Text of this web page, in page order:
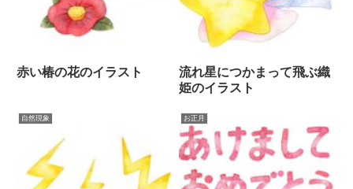
赤い椿の花のイラスト
流れ星につかまって飛ぶ織
姫のイラスト
自然現象 お正月